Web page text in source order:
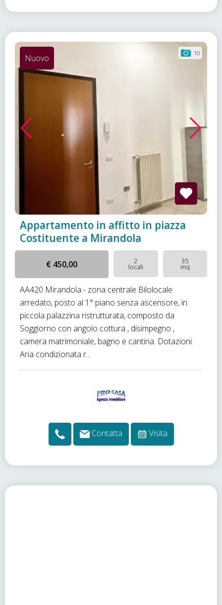
10
Nuovo
Appartamento in affitto in piazza
Costituente a Mirandola
€ 450,00 2
locali
35
mq
AA420 Mirandola - zona centrale Bilolocale
arredato, posto al 1° piano senza ascensore, in
piccola palazzina ristrutturata, composto da
Soggiorno con angolo cottura , disimpegno ,
camera matrimoniale, bagno e cantina. Dotazioni
Aria condizionata r...
Contatta Visita